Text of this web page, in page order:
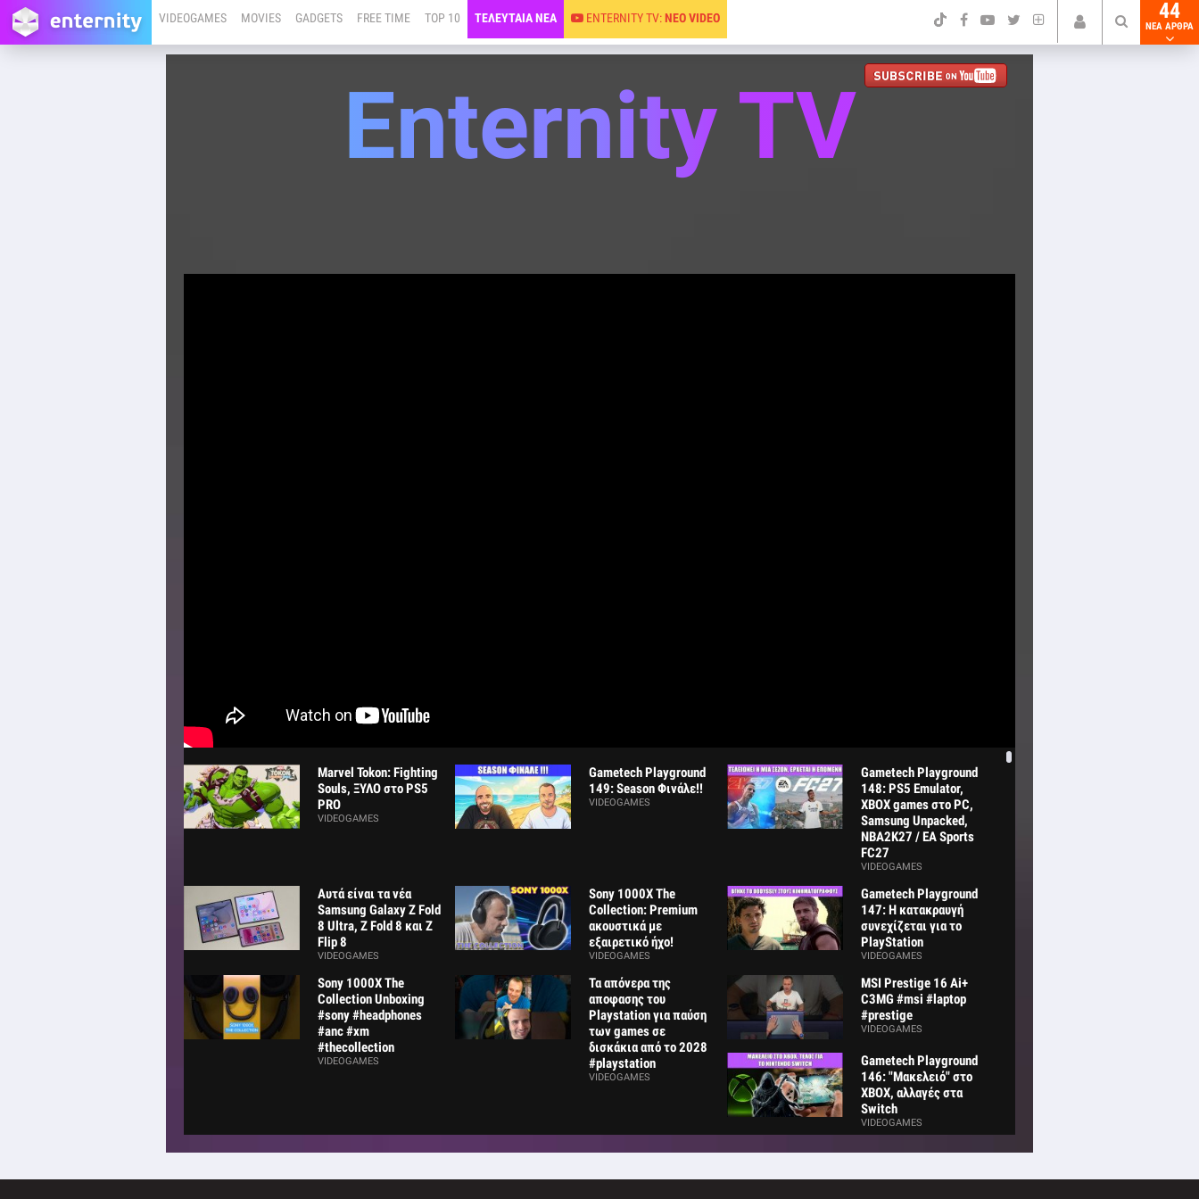
VIDEOGAMES MOVIES GADGETS FREE TIME TOP 10 ΤΕΛΕΥΤΑΙΑ ΝΕΑ ENTERNITY TV:ΝΕΟ VIDEO 44
NEA ΑΡΘΡΑ
Enternity TV
Marvel Tokon: Fighting
Souls, ΞΥΛΟ στο PS5
PRO
VIDEOGAMES
Gametech Playground
149: Season Φινάλε!!
VIDEOGAMES
Gametech Playground
148: PS5 Emulator,
XBOX games στο PC,
Samsung Unpacked,
NBA2K27 / EA Sports
FC27
VIDEOGAMES
Αυτά είναι τα νέα
Samsung Galaxy Z Fold
8 Ultra, Z Fold 8 και Z
Flip 8
VIDEOGAMES
Sony 1000X The
Collection: Premium
ακουστικά με
εξαιρετικό ήχο!
VIDEOGAMES
Gametech Playground
147: Η κατακραυγή
συνεχίζεται για το
PlayStation
VIDEOGAMES
Sony 1000X The
Collection Unboxing
#sony #headphones
#anc #xm
#thecollection
VIDEOGAMES
Τα απόνερα της
αποφασης του
Playstation για παύση
των games σε
δισκάκια από το 2028
#playstation
VIDEOGAMES
MSI Prestige 16 Ai+
C3MG #msi #laptop
#prestige
VIDEOGAMES
Gametech Playground
146: "Μακελειό" στο
XBOX, αλλαγές στα
Switch
VIDEOGAMES
MSI Prestige 16 Ai+
ελαφρύ, αυτονομία και
Gametech Playground
VIDEOGAMES
Redmi Headphones
ΑΞΙΖΟΥΝ!